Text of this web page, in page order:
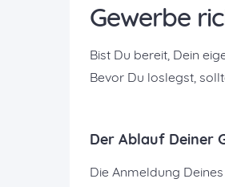
Gewerbe
Bist Du bereit, Dein
Bevor Du loslegst,
Der Ablauf Deiner
Die Anmeldung